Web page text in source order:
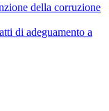
della corruzione
di adeguamento a